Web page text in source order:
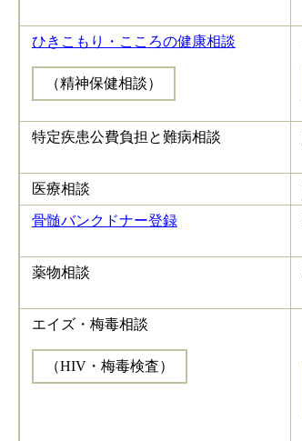
ひきこもり・こころの健康相談
（精神保健相談）
特定疾患公費負担と難病相談
医療相談
骨髄バンクドナー登録
薬物相談
エイズ・梅毒相談
（HIV・梅毒検査）